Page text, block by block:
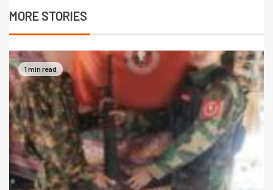
MORE STORIES
1 min read